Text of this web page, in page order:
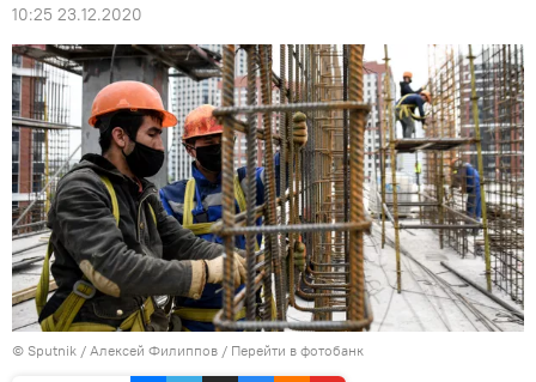
10:25 23.12.2020
© Sputnik / Алексей Филиппов / Перейти в фотобанк